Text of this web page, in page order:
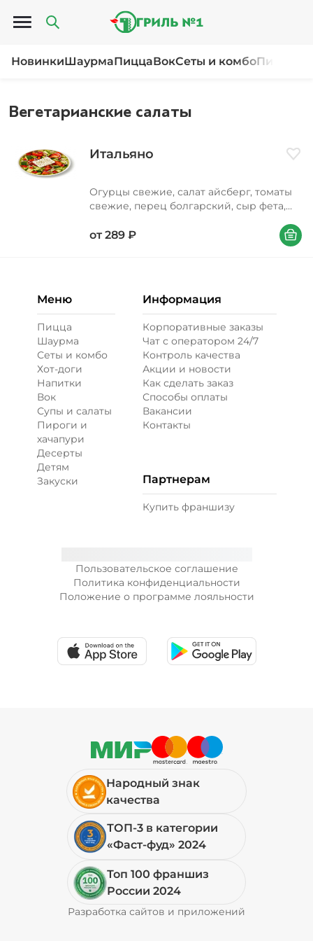
Открыть меню
НовинкиШаурмаПиццаВокСеты и комбоПироги
Вегетарианские салаты
Итальяно
Огурцы свежие, салат айсберг, томаты
свежие, перец болгарский, сыр фета,
красный, орегано
от 289 ₽ В
Пользовательское соглашение
Политика конфиденциальности
Положение о программе лояльности
Меню
Пицца
Шаурма
Сеты и комбо
Хот-доги
Напитки
Вок
Супы и салаты
Пироги и
хачапури
Десерты
Детям
Закуски
Информация
Корпоративные заказы
Чат с оператором 24/7
Контроль качества
Акции и новости
Как сделать заказ
Способы оплаты
Вакансии
Контакты
Партнерам
Купить франшизу
Народный знак
качества
ТОП-3 в категории
«Фаст-фуд» 2024
Топ 100 франшиз
России 2024
Разработка сайтов и приложений
Pyrobyte